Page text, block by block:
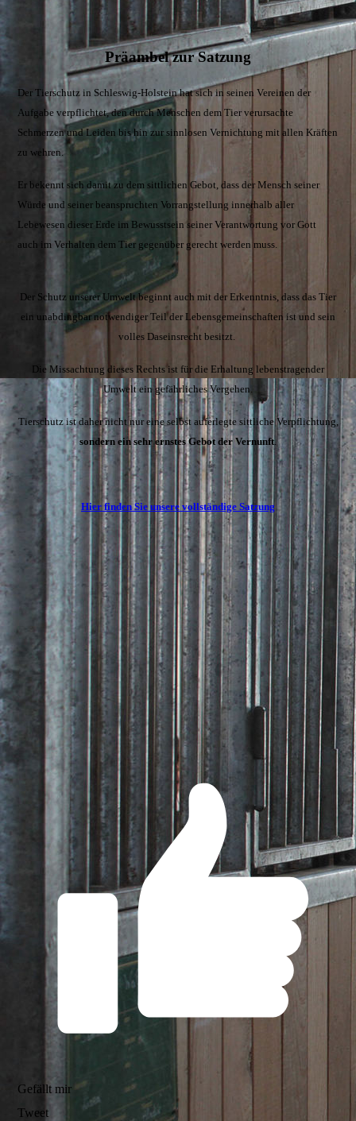
Präambel zur Satzung
Der Tierschutz in Schleswig-Holstein hat sich in seinen Vereinen der
Aufgabe verpflichtet, den durch Menschen dem Tier verursachte
Schmerzen und Leiden bis hin zur sinnlosen Vernichtung mit allen Kräften
zu wehren.
Er bekennt sich damit zu dem sittlichen Gebot, dass der Mensch seiner
Würde und seiner beanspruchten Vorrangstellung innerhalb aller
Lebewesen dieser Erde im Bewusstsein seiner Verantwortung vor Gott
auch im Verhalten dem Tier gegenüber gerecht werden muss.
Der Schutz unserer Umwelt beginnt auch mit der Erkenntnis, dass das Tier
ein unabdingbar notwendiger Teil der Lebensgemeinschaften ist und sein
volles Daseinsrecht besitzt.
Die Missachtung dieses Rechts ist für die Erhaltung lebenstragender
Umwelt ein gefährliches Vergehen.
Tierschutz ist daher nicht nur eine selbst auferlegte sittliche Verpflichtung,
sondern ein sehr ernstes Gebot der Vernunft.
Hier finden Sie unsere vollständige Satzung
Gefällt mir
Tweet